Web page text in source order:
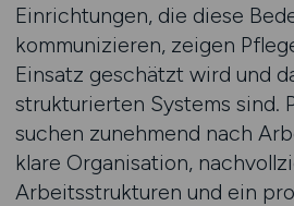
Einrichtungen, die diese
kommunizieren, zeigen
Einsatz geschätzt wird und
strukturierten Systems sind.
suchen zunehmend nach
klare Organisation,
Arbeitsstrukturen und ein